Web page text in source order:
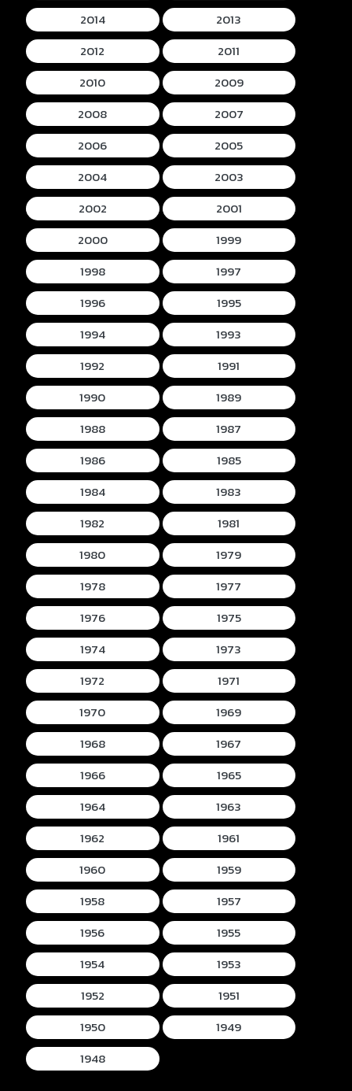
2014
2013
2012
2011
2010
2009
2008
2007
2006
2005
2004
2003
2002
2001
2000
1999
1998
1997
1996
1995
1994
1993
1992
1991
1990
1989
1988
1987
1986
1985
1984
1983
1982
1981
1980
1979
1978
1977
1976
1975
1974
1973
1972
1971
1970
1969
1968
1967
1966
1965
1964
1963
1962
1961
1960
1959
1958
1957
1956
1955
1954
1953
1952
1951
1950
1949
1948